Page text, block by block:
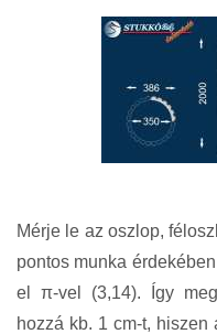
Mérje le az oszlop,
pontos munka
el π-vel (3,14). Így
hozzá kb. 1 cm-t, hiszen